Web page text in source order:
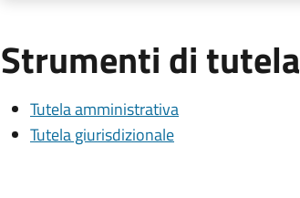
Strumenti di tutela
Tutela amministrativa
Tutela giurisdizionale